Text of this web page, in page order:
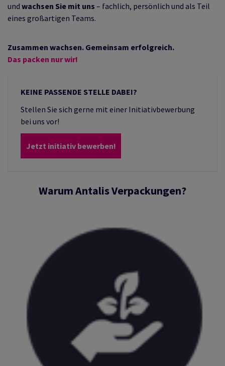
und wachsen Sie mit uns – fachlich, persönlich und als Teil
eines großartigen Teams.
Zusammen wachsen. Gemeinsam erfolgreich.
Das packen nur wir!
KEINE PASSENDE STELLE DABEI?
Stellen Sie sich gerne mit einer Initiativbewerbung
bei uns vor!
Jetzt initiativ bewerben!
Warum Antalis Verpackungen?